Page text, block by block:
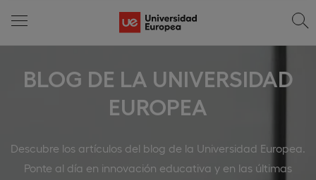
BLOG DE LA UNIVERSIDAD
EUROPEA
Descubre los artículos del blog de la Universidad Europea.
Ponte al día en innovación educativa y en las últimas